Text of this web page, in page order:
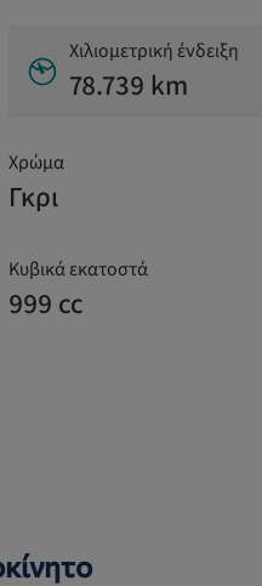
Χιλιομετρική ένδειξη
78.739 km
Χρώμα
Γκρι
Κυβικά εκατοστά
999 cc